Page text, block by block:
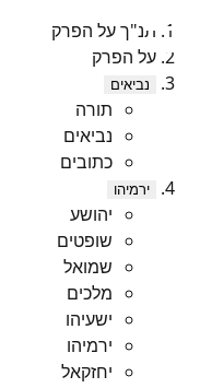
תנ"ך על הפרק
על הפרק
נביאים
תורה
נביאים
כתובים
ירמיהו
יהושע
שופטים
שמואל
מלכים
ישעיהו
ירמיהו
יחזקאל